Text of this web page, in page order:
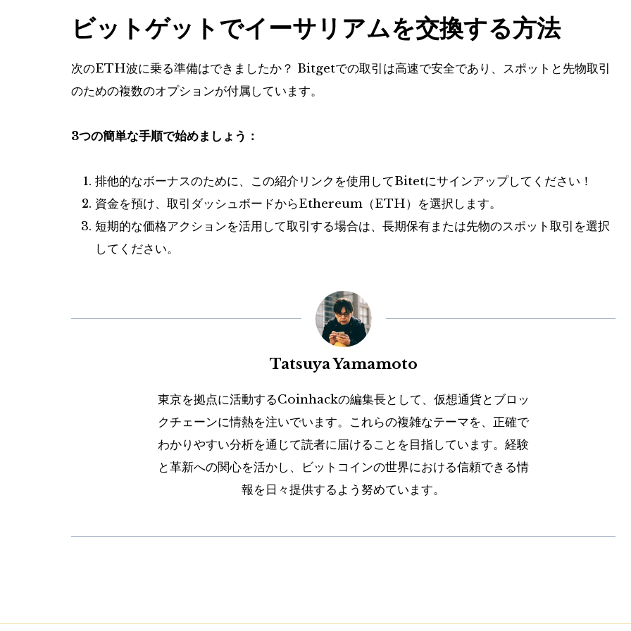
ビットゲットでイーサリアムを交換する方法
次のETH波に乗る準備はできましたか？ Bitgetでの取引は高速で安全であり、スポットと先物取引
のための複数のオプションが付属しています。
3つの簡単な手順で始めましょう：
排他的なボーナスのために、この紹介リンクを使用してBitetにサインアップしてください！
資金を預け、取引ダッシュボードからEthereum（ETH）を選択します。
短期的な価格アクションを活用して取引する場合は、長期保有または先物のスポット取引を選択
してください。
Tatsuya Yamamoto
東京を拠点に活動するCoinhackの編集長として、仮想通貨とブロッ
クチェーンに情熱を注いでいます。これらの複雑なテーマを、正確で
わかりやすい分析を通じて読者に届けることを目指しています。経験
と革新への関心を活かし、ビットコインの世界における信頼できる情
報を日々提供するよう努めています。